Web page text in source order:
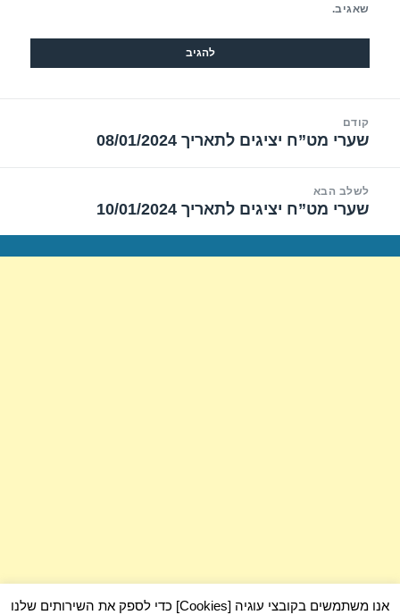
שאגיב.
קודם
הפוסט
שערי מט”ח יציגים לתאריך 08/01/2024
לשלב הבא
הפוסט
שערי מט”ח יציגים לתאריך 10/01/2024
אנו משתמשים בקובצי עוגיה [Cookies] כדי לספק את השירותים שלנו